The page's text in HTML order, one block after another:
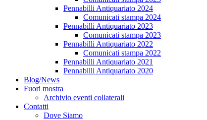
Pennabilli Antiquariato 2024
Comunicati stampa 2024
Pennabilli Antiquariato 2023
Comunicati stampa 2023
Pennabilli Antiquariato 2022
Comunicati stampa 2022
Pennabilli Antiquariato 2021
Pennabilli Antiquariato 2020
Blog/News
Fuori mostra
Archivio eventi collaterali
Contatti
Dove Siamo